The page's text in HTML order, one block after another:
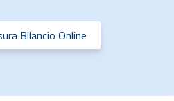
Bilancio Online